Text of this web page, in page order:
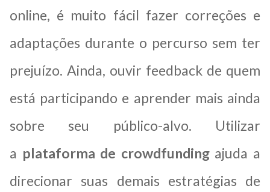
online, é muito fácil fazer correções e
adaptações durante o percurso sem ter
prejuízo. Ainda, ouvir feedback de quem
está participando e aprender mais ainda
sobre seu público-alvo. Utilizar
a plataforma de crowdfundingajuda a
direcionar suas demais estratégias de